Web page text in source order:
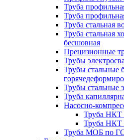
Труба
Труба
Труба стальная
Труба стальная
бесшовная
Прецизионные
Трубы
Трубы стальные
Трубы стальные
Труба
Насосно-
Труба НКТ
Труба НКТ
Труба МОБ по